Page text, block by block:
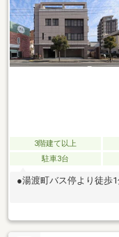
3階建て以上
駐車3台
●湯渡町バス停より徒歩1